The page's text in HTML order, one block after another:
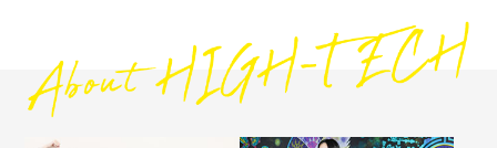
オススメのコンテンツ
社会人・フリーターの方にオススメのコンテンツ
保護者の方にオススメのコンテンツ